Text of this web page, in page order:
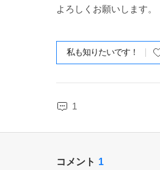
よろしくお願いします。
私も知りたいです！
1
コメント 1